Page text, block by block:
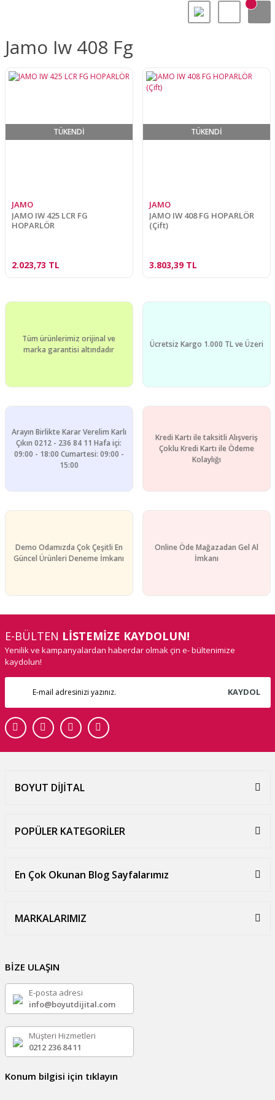
Jamo Iw 408 Fg
TÜKENDİ
JAMO
JAMO IW 425 LCR FG
HOPARLÖR
2.023,73 TL
TÜKENDİ
JAMO
JAMO IW 408 FG HOPARLÖR
(Çift)
3.803,39 TL
Tüm ürünlerimiz orijinal ve
marka garantisi altındadır
Ücretsiz Kargo 1.000 TL ve Üzeri
Arayın Birlikte Karar Verelim Karlı
Çıkın 0212 - 236 84 11 Hafa içi:
09:00 - 18:00 Cumartesi: 09:00 -
15:00
Kredi Kartı ile taksitli Alışveriş
Çoklu Kredi Kartı ile Ödeme
Kolaylığı
Demo Odamızda Çok Çeşitli En
Güncel Ürünleri Deneme İmkanı
Online Öde Mağazadan Gel Al
İmkanı
E-BÜLTEN LİSTEMİZE KAYDOLUN!
Yenilik ve kampanyalardan haberdar olmak çin e- bültenimize
kaydolun!
KAYDOL
BOYUT DİJİTAL
POPÜLER KATEGORİLER
En Çok Okunan Blog Sayfalarımız
MARKALARIMIZ
BİZE ULAŞIN
E-posta adresi
info@boyutdijital.com
Müşteri Hizmetleri
0212 236 84 11
Konum bilgisi için tıklayın